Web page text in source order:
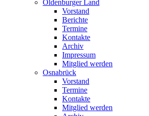
Oldenburger Land
Vorstand
Berichte
Termine
Kontakte
Archiv
Impressum
Mitglied werden
Osnabrück
Vorstand
Termine
Kontakte
Mitglied werden